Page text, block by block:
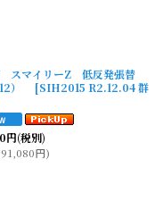
スマイリーZ 低反発張替
）
[SIH2015 R2.12.04 群
円(税別)
91,080円)